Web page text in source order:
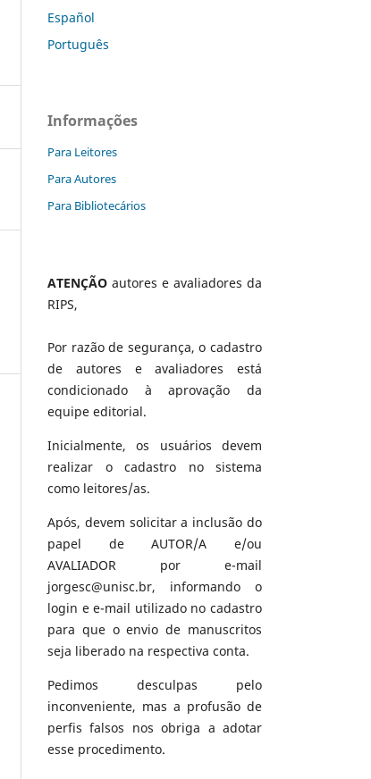
Español
Português
Informações
Para Leitores
Para Autores
Para Bibliotecários
ATENÇÃO autores e avaliadores da
RIPS,
Por razão de segurança, o cadastro
de autores e avaliadores está
condicionado à aprovação da
equipe editorial.
Inicialmente, os usuários devem
realizar o cadastro no sistema
como leitores/as.
Após, devem solicitar a inclusão do
papel de AUTOR/A e/ou
AVALIADOR por e-mail
jorgesc@unisc.br, informando o
login e e-mail utilizado no cadastro
para que o envio de manuscritos
seja liberado na respectiva conta.
Pedimos desculpas pelo
inconveniente, mas a profusão de
perfis falsos nos obriga a adotar
esse procedimento.